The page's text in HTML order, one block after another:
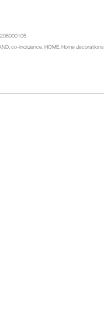
,co-incidence,HOME,Home decorations